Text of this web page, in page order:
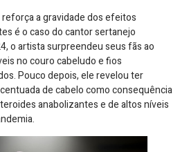
a gravidade dos efeitos
é o caso do cantor sertanejo
o artista surpreendeu seus fãs ao
no couro cabeludo e fios
Pouco depois, ele revelou ter
de cabelo como consequência
anabolizantes e de altos níveis